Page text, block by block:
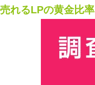
売れるLPの黄金比率